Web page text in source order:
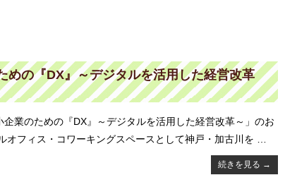
めの『DX』～デジタルを活用した経営改革
業のための『DX』～デジタルを活用した経営改革～」のお
フィス・コワーキングスペースとして神戸・加古川を …
続きを見る →